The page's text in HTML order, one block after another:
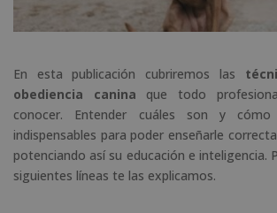
En esta publicación cubriremos las
obediencia canina que todo
conocer. Entender cuáles son y cómo
indispensables para poder enseñarle
potenciando así su educación e inteligencia.
siguientes líneas te las explicamos.